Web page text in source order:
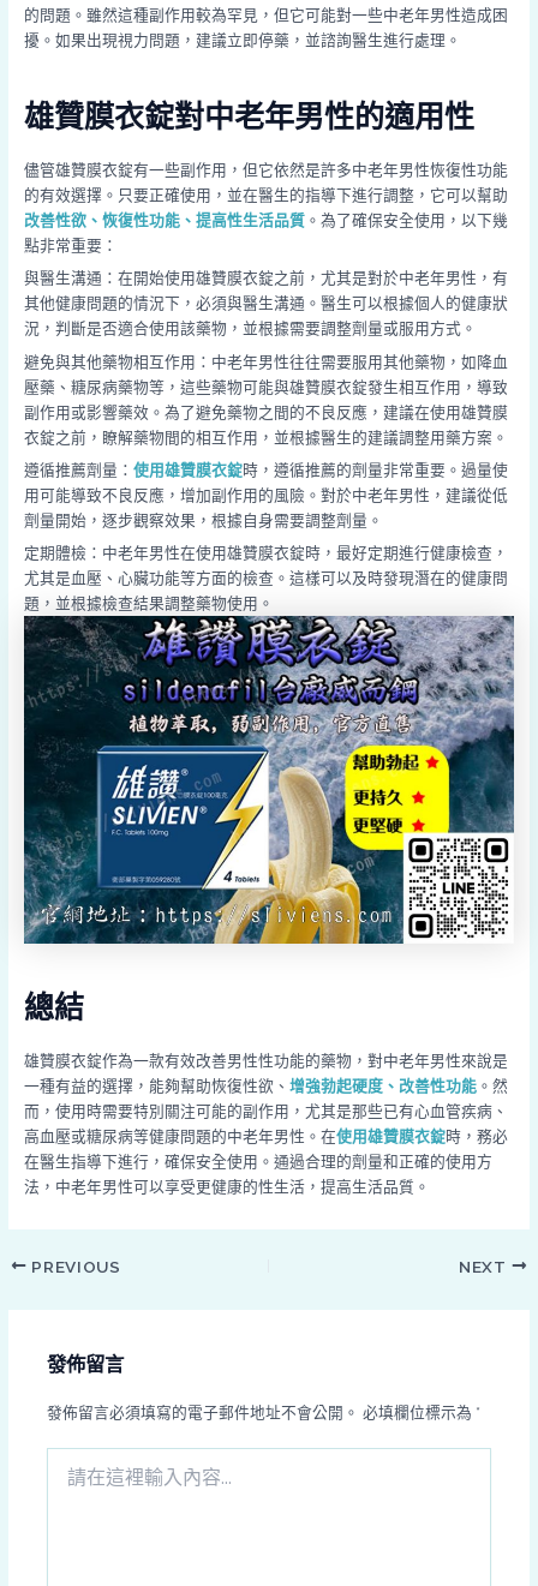
的問題。雖然這種副作用較為罕見，但它可能對一些中老年男性造成困
擾。如果出現視力問題，建議立即停藥，並諮詢醫生進行處理。
雄贊膜衣錠對中老年男性的適用性
儘管雄贊膜衣錠有一些副作用，但它依然是許多中老年男性恢復性功能
的有效選擇。只要正確使用，並在醫生的指導下進行調整，它可以幫助
改善性欲、恢復性功能、提高性生活品質。為了確保安全使用，以下幾
點非常重要：
與醫生溝通：在開始使用雄贊膜衣錠之前，尤其是對於中老年男性，有
其他健康問題的情況下，必須與醫生溝通。醫生可以根據個人的健康狀
況，判斷是否適合使用該藥物，並根據需要調整劑量或服用方式。
避免與其他藥物相互作用：中老年男性往往需要服用其他藥物，如降血
壓藥、糖尿病藥物等，這些藥物可能與雄贊膜衣錠發生相互作用，導致
副作用或影響藥效。為了避免藥物之間的不良反應，建議在使用雄贊膜
衣錠之前，瞭解藥物間的相互作用，並根據醫生的建議調整用藥方案。
遵循推薦劑量： 使用雄贊膜衣錠時，遵循推薦的劑量非常重要。過量使
用可能導致不良反應，增加副作用的風險。對於中老年男性，建議從低
劑量開始，逐步觀察效果，根據自身需要調整劑量。
定期體檢：中老年男性在使用雄贊膜衣錠時，最好定期進行健康檢查，
尤其是血壓、心臟功能等方面的檢查。這樣可以及時發現潛在的健康問
題，並根據檢查結果調整藥物使用。
總結
雄贊膜衣錠作為一款有效改善男性性功能的藥物，對中老年男性來說是
一種有益的選擇，能夠幫助恢復性欲、 增強勃起硬度、改善性功能。然
而，使用時需要特別關注可能的副作用，尤其是那些已有心血管疾病、
高血壓或糖尿病等健康問題的中老年男性。在使用雄贊膜衣錠時，務必
在醫生指導下進行，確保安全使用。通過合理的劑量和正確的使用方
法，中老年男性可以享受更健康的性生活，提高生活品質。
PREVIOUS NEXT
發佈留言
發佈留言必須填寫的電子郵件地址不會公開。 必填欄位標示為 *